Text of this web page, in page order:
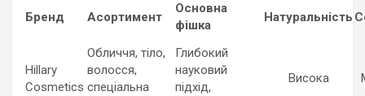
Бренд Асортимент
Основна
фішка
Натуральність
Hillary
Cosmetics
Обличчя, тіло,
волосся,
спеціальна
Глибокий
науковий
підхід,
Висока